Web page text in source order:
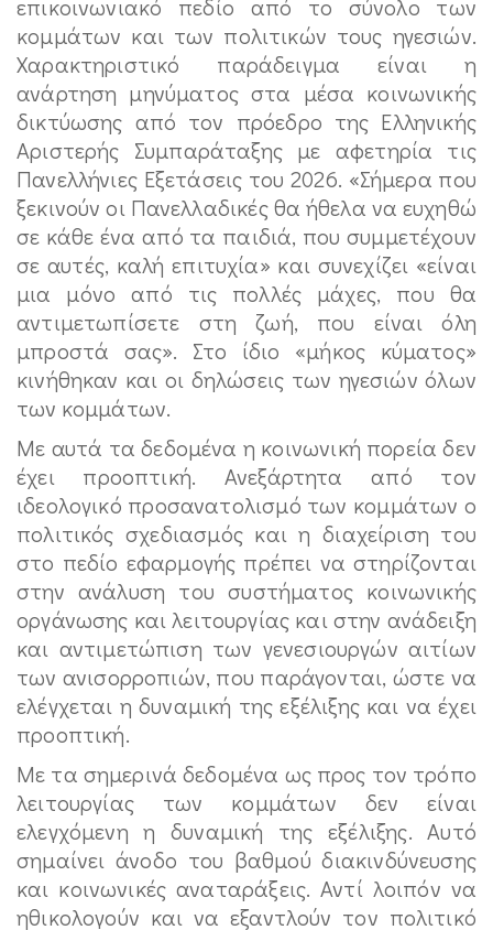
επικοινωνιακό πεδίο από το σύνολο των
κομμάτων και των πολιτικών τους ηγεσιών.
Χαρακτηριστικό παράδειγμα είναι η
ανάρτηση μηνύματος στα μέσα κοινωνικής
δικτύωσης από τον πρόεδρο της Ελληνικής
Αριστερής Συμπαράταξης με αφετηρία τις
Πανελλήνιες Εξετάσεις του 2026. «Σήμερα που
ξεκινούν οι Πανελλαδικές θα ήθελα να ευχηθώ
σε κάθε ένα από τα παιδιά, που συμμετέχουν
σε αυτές, καλή επιτυχία» και συνεχίζει «είναι
μια μόνο από τις πολλές μάχες, που θα
αντιμετωπίσετε στη ζωή, που είναι όλη
μπροστά σας». Στο ίδιο «μήκος κύματος»
κινήθηκαν και οι δηλώσεις των ηγεσιών όλων
των κομμάτων.
Με αυτά τα δεδομένα η κοινωνική πορεία δεν
έχει προοπτική. Ανεξάρτητα από τον
ιδεολογικό προσανατολισμό των κομμάτων ο
πολιτικός σχεδιασμός και η διαχείριση του
στο πεδίο εφαρμογής πρέπει να στηρίζονται
στην ανάλυση του συστήματος κοινωνικής
οργάνωσης και λειτουργίας και στην ανάδειξη
και αντιμετώπιση των γενεσιουργών αιτίων
των ανισορροπιών, που παράγονται, ώστε να
ελέγχεται η δυναμική της εξέλιξης και να έχει
προοπτική.
Με τα σημερινά δεδομένα ως προς τον τρόπο
λειτουργίας των κομμάτων δεν είναι
ελεγχόμενη η δυναμική της εξέλιξης. Αυτό
σημαίνει άνοδο του βαθμού διακινδύνευσης
και κοινωνικές αναταράξεις. Αντί λοιπόν να
ηθικολογούν και να εξαντλούν τον πολιτικό